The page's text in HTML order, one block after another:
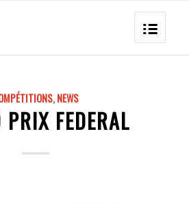
,NEWS
PRIX FEDERAL